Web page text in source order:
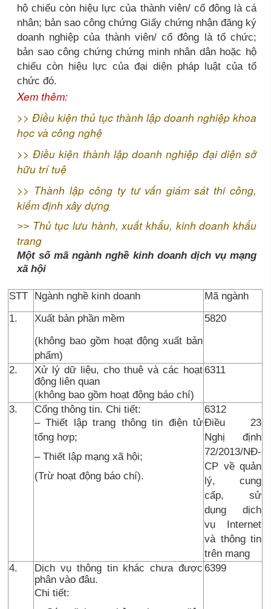
hộ chiếu còn hiệu lực của thành viên/ cổ đông là cá
nhân; bản sao công chứng Giấy chứng nhận đăng ký
doanh nghiệp của thành viên/ cổ đông là tổ chức;
bản sao công chứng chứng minh nhân dân hoặc hộ
chiếu còn hiệu lực của đại diện pháp luật của tổ
chức đó.
Xem thêm:
>> Điều kiện thủ tục thành lập doanh nghiệp khoa
học và công nghệ
>>Điều kiện thành lập doanh nghiệp đại diện sở
hữu trí tuệ
>> Thành lập công ty tư vấn giám sát thi công,
kiểm định xây dựng
>> Thủ tục lưu hành, xuất khẩu, kinh doanh khẩu
trang
Một số mã ngành nghề kinh doanh dịch vụ mạng
xã hội
STT Ngành nghề kinh doanh
Mã ngành
1.
Xuất bản phần mềm
(không bao gồm hoạt động xuất bản
phẩm)
5820
2.
Xử lý dữ liệu, cho thuê và các hoạt
động liên quan
(không bao gồm hoạt động báo chí)
6311
3.
Cổng thông tin. Chi tiết:
– Thiết lập trang thông tin điện tử
tổng hợp;
– Thiết lập mạng xã hội;
(Trừ hoạt động báo chí).
6312
Điều 23
Nghị định
72/2013/NĐ-
CP về quản
lý, cung
cấp, sử
dụng dịch
vụ Internet
và thông tin
trên mạng
4.
Dịch vụ thông tin khác chưa được
phân vào đâu.
Chi tiết:
6399